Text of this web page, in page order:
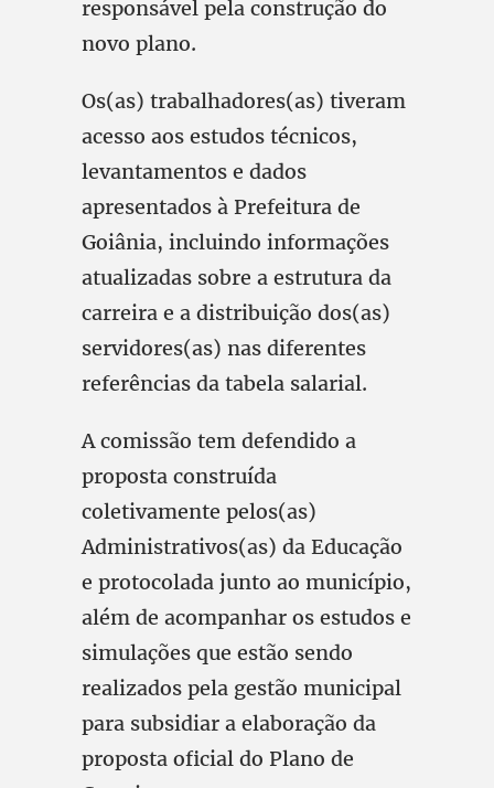
responsável pela construção do
novo plano.
Os(as) trabalhadores(as) tiveram
acesso aos estudos técnicos,
levantamentos e dados
apresentados à Prefeitura de
Goiânia, incluindo informações
atualizadas sobre a estrutura da
carreira e a distribuição dos(as)
servidores(as) nas diferentes
referências da tabela salarial.
A comissão tem defendido a
proposta construída
coletivamente pelos(as)
Administrativos(as) da Educação
e protocolada junto ao município,
além de acompanhar os estudos e
simulações que estão sendo
realizados pela gestão municipal
para subsidiar a elaboração da
proposta oficial do Plano de